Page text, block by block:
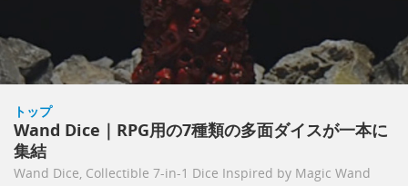
トップ
Wand Dice｜RPG用の7種類の多面ダイスが一本に
集結
Wand Dice, Collectible 7-in-1 Dice Inspired by Magic Wand